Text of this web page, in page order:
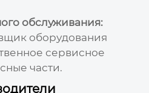
обслуживания:
оборудования
сервисное
части.